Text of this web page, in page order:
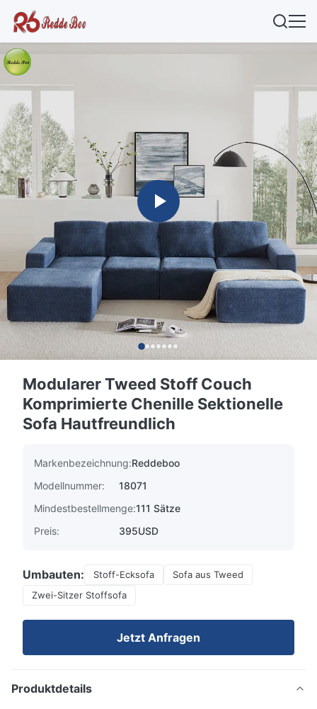
Modularer Tweed Stoff Couch
Komprimierte Chenille Sektionelle
Sofa Hautfreundlich
Markenbezeichnung:Reddeboo
Modellnummer:
18071
Mindestbestellmenge:111 Sätze
Preis:
395USD
Umbauten: Stoff-Ecksofa
Sofa aus Tweed
Zwei-Sitzer Stoffsofa
Jetzt Anfragen
Produktdetails